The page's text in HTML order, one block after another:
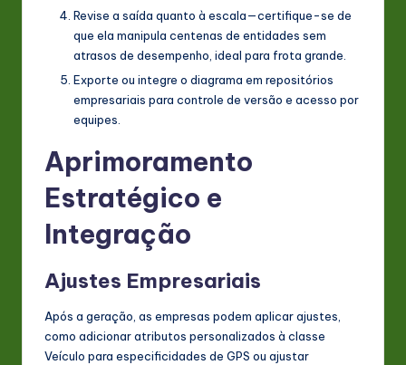
Revise a saída quanto à escala—certifique-se de
que ela manipula centenas de entidades sem
atrasos de desempenho, ideal para frota grande.
Exporte ou integre o diagrama em repositórios
empresariais para controle de versão e acesso por
equipes.
Aprimoramento
Estratégico e
Integração
Ajustes Empresariais
Após a geração, as empresas podem aplicar ajustes,
como adicionar atributos personalizados à classe
Veículo para especificidades de GPS ou ajustar